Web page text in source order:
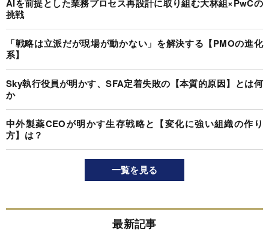
AIを前提とした業務プロセス再設計に取り組む大林組×PwCの
挑戦
「戦略は立派だが現場が動かない」を解決する【PMOの進化
系】
Sky執行役員が明かす、SFA定着失敗の【本質的原因】とは何
か
中外製薬CEOが明かす生存戦略と【変化に強い組織の作り
方】は？
一覧を見る
最新記事